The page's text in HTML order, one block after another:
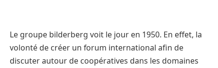
Le groupe bilderberg voit le jour en 1950. En effet, la
volonté de créer un forum international afin de
discuter autour de coopératives dans les domaines